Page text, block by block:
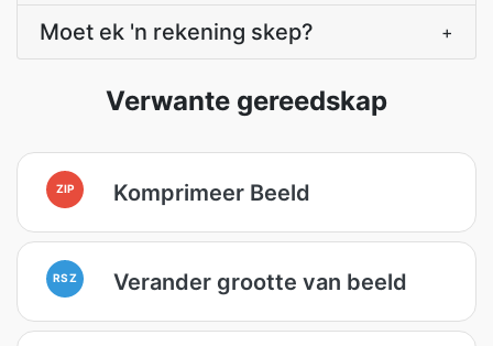
Moet ek 'n rekening skep? +
Verwante gereedskap
ZIP Komprimeer Beeld
RSZ Verander grootte van beeld